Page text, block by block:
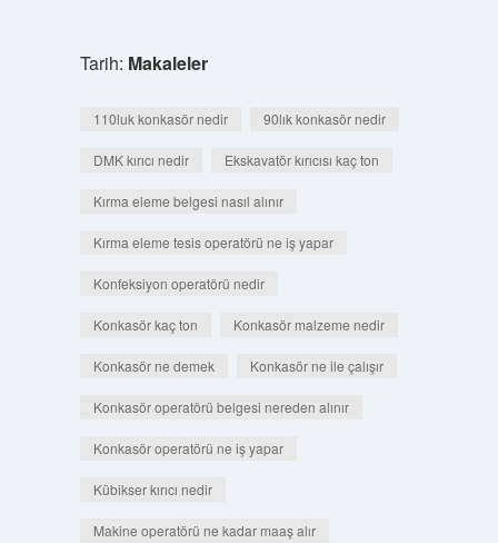
Tarih: Makaleler
110luk konkasör nedir 90lık konkasör nedir
DMK kırıcı nedir Ekskavatör kırıcısı kaç ton
Kırma eleme belgesi nasıl alınır
Kırma eleme tesis operatörü ne iş yapar
Konfeksiyon operatörü nedir
Konkasör kaç ton Konkasör malzeme nedir
Konkasör ne demek Konkasör ne ile çalışır
Konkasör operatörü belgesi nereden alınır
Konkasör operatörü ne iş yapar
Kübikser kırıcı nedir
Makine operatörü ne kadar maaş alır